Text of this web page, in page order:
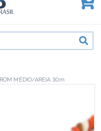
MÉDIO/AREIA 30m